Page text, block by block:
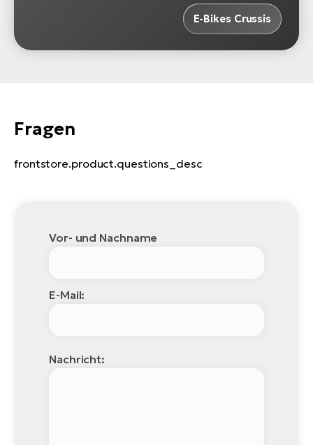
E-Bikes Crussis
Fragen
frontstore.product.questions_desc
Vor- und Nachname
E-Mail:
Nachricht: